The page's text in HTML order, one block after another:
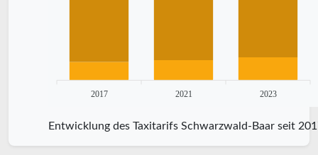
2017 2021 2023
Entwicklung des Taxitarifs Schwarzwald-Baar seit